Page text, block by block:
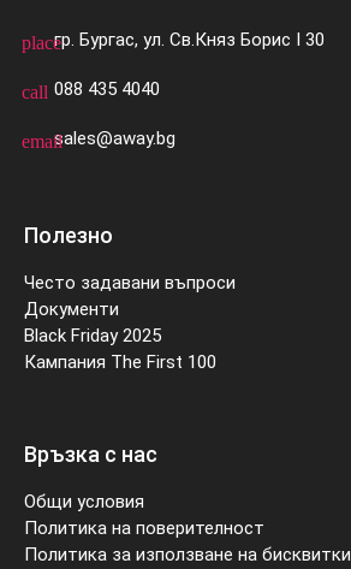
placeгр. Бургас, ул. Св.Княз Борис I 30
call 088 435 4040
emailsales@away.bg
Полезно
Често задавани въпроси
Документи
Black Friday 2025
Кампания The First 100
Връзка с нас
Общи условия
Политика на поверителност
Политика за използване на бисквитки